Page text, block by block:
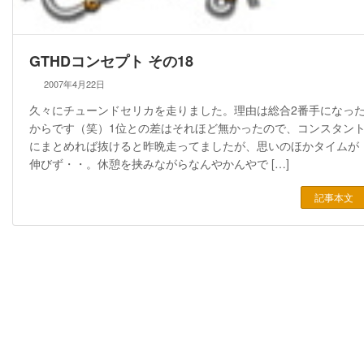
GTHDコンセプト その18
2007年4月22日
久々にチューンドセリカを走りました。理由は総合2番手になっ
からです（笑）1位との差はそれほど無かったので、コンスタン
にまとめれば抜けると昨晩走ってましたが、思いのほかタイムが
伸びず・・。休憩を挟みながらなんやかんやで […]
記事本文